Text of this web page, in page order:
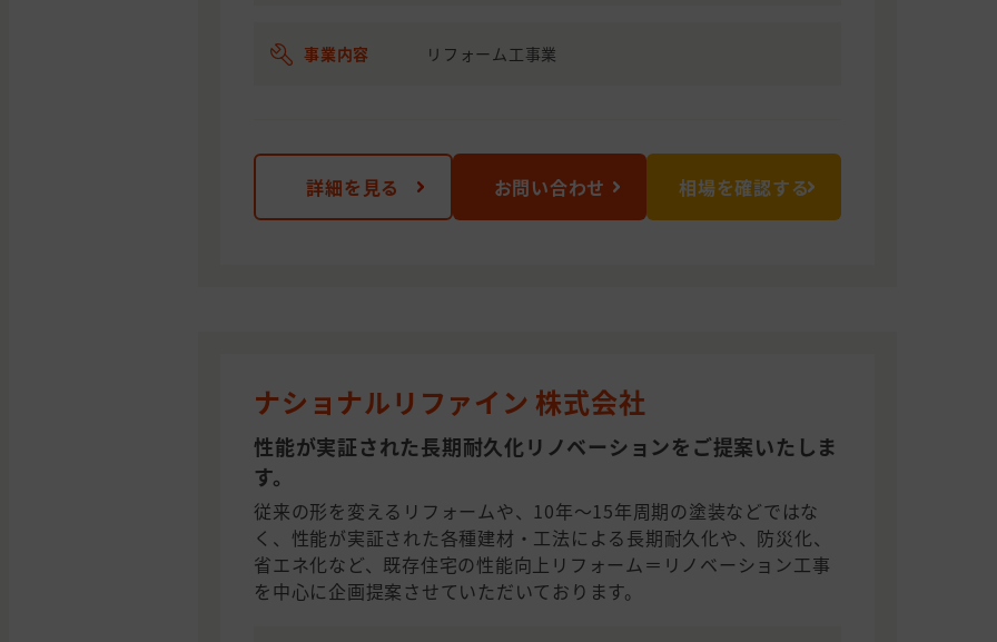
事業内容 リフォーム工事業
詳細を見る お問い合わせ 相場を確認する
ナショナルリファイン 株式会社
性能が実証された長期耐久化リノベーションをご提案いたしま
す。
従来の形を変えるリフォームや、10年～15年周期の塗装などではな
く、性能が実証された各種建材・工法による長期耐久化や、防災化、
省エネ化など、既存住宅の性能向上リフォーム＝リノベーション工事
を中心に企画提案させていただいております。